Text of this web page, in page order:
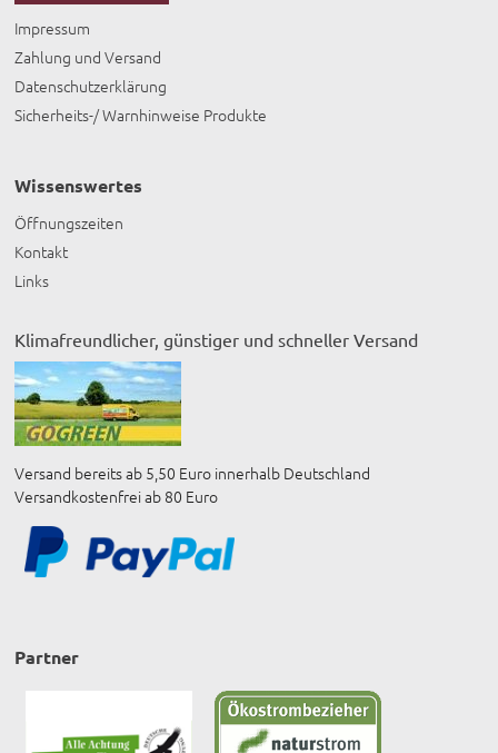
Impressum
Zahlung und Versand
Datenschutzerklärung
Sicherheits-/ Warnhinweise Produkte
Wissenswertes
Öffnungszeiten
Kontakt
Links
Klimafreundlicher, günstiger und schneller Versand
Versand bereits ab 5,50 Euro innerhalb Deutschland
Versandkostenfrei ab 80 Euro
Partner